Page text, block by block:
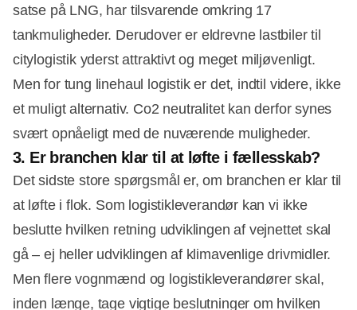
satse på LNG, har tilsvarende omkring 17
tankmuligheder. Derudover er eldrevne lastbiler til
citylogistik yderst attraktivt og meget miljøvenligt.
Men for tung linehaul logistik er det, indtil videre, ikke
et muligt alternativ. Co2 neutralitet kan derfor synes
svært opnåeligt med de nuværende muligheder.
3. Er branchen klar til at løfte i fællesskab?
Det sidste store spørgsmål er, om branchen er klar til
at løfte i flok. Som logistikleverandør kan vi ikke
beslutte hvilken retning udviklingen af vejnettet skal
gå – ej heller udviklingen af klimavenlige drivmidler.
Men flere vognmænd og logistikleverandører skal,
inden længe, tage vigtige beslutninger om hvilken